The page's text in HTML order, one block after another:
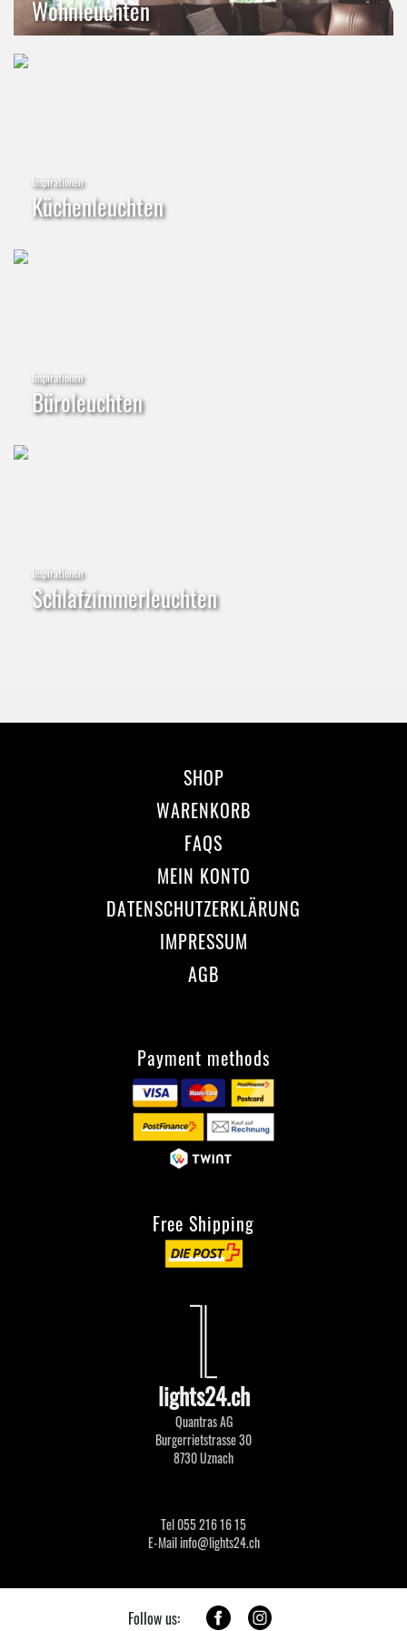
Wohnleuchten
Inspirationen
Küchenleuchten
Inspirationen
Büroleuchten
Inspirationen
Schlafzimmerleuchten
SHOP
WARENKORB
FAQS
MEIN KONTO
DATENSCHUTZERKLÄRUNG
IMPRESSUM
AGB
Payment methods
Free Shipping
lights24.ch
Quantras AG
Burgerrietstrasse 30
8730 Uznach
Tel 055 216 16 15
E-Mail info@lights24.ch
Follow us: